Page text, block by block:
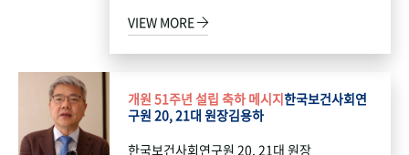
VIEW MORE
개원 51주년 설립 축하 메시지한국보건사회연
구원 20, 21대 원장김용하
한국보건사회연구원 20, 21대 원장